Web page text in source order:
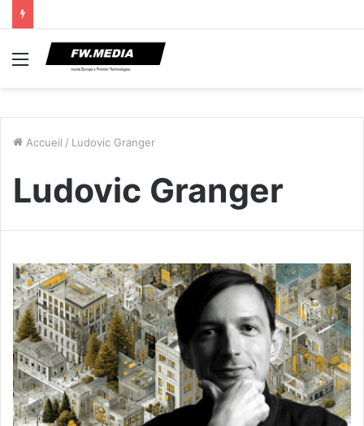
Menu
Accueil / Ludovic Granger
Ludovic Granger